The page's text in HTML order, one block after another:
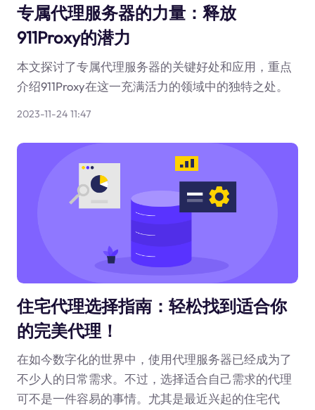
专属代理服务器的力量：释放
911Proxy的潜力
本文探讨了专属代理服务器的关键好处和应用，重点
介绍911Proxy在这一充满活力的领域中的独特之处。
2023-11-24 11:47
住宅代理选择指南：轻松找到适合你
的完美代理！
在如今数字化的世界中，使用代理服务器已经成为了
不少人的日常需求。不过，选择适合自己需求的代理
可不是一件容易的事情。尤其是最近兴起的住宅代